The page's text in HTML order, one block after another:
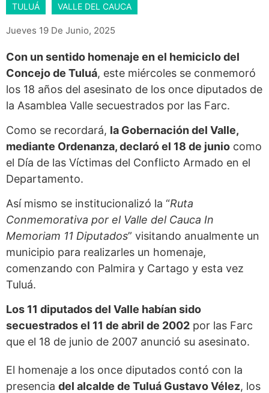
TULUÁ VALLE DEL CAUCA
Jueves 19 De Junio, 2025
Con un sentido homenaje en el hemiciclo del
Concejo de Tuluá, este miércoles se conmemoró
los 18 años del asesinato de los once diputados de
la Asamblea Valle secuestrados por las Farc.
Como se recordará, la Gobernación del Valle,
mediante Ordenanza, declaró el 18 de junio como
el Día de las Víctimas del Conflicto Armado en el
Departamento.
Así mismo se institucionalizó la “Ruta
Conmemorativa por el Valle del Cauca In
Memoriam 11 Diputados” visitando anualmente un
municipio para realizarles un homenaje,
comenzando con Palmira y Cartago y esta vez
Tuluá.
Los 11 diputados del Valle habían sido
secuestrados el 11 de abril de 2002 por las Farc
que el 18 de junio de 2007 anunció su asesinato.
El homenaje a los once diputados contó con la
presencia del alcalde de Tuluá Gustavo Vélez, los